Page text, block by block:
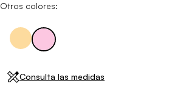
Otros colores:
Consulta las medidas